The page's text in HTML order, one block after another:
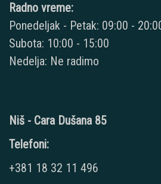
Radno vreme:
Ponedeljak - Petak: 09:00 -
Subota: 10:00 - 15:00
Nedelja: Ne radimo
Niš - Cara Dušana 85
Telefoni:
+381 18 32 11 496